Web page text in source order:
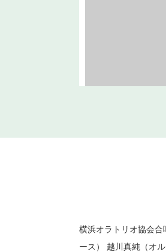
横浜オラトリオ協会
ース） 越川真純（オ